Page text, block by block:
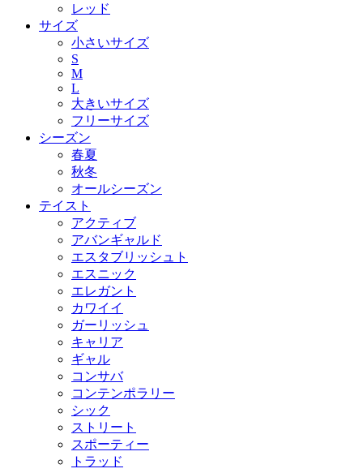
レッド
サイズ
小さいサイズ
S
M
L
大きいサイズ
フリーサイズ
シーズン
春夏
秋冬
オールシーズン
テイスト
アクティブ
アバンギャルド
エスタブリッシュト
エスニック
エレガント
カワイイ
ガーリッシュ
キャリア
ギャル
コンサバ
コンテンポラリー
シック
ストリート
スポーティー
トラッド